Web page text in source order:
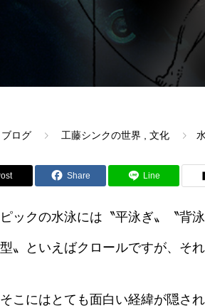
ブログ 工藤シンクの世界 文化
Share Line
ックの水泳には〝平泳ぎ〟〝背
型〟といえばクロールですが、そ
こにはとても面白い経緯が隠され